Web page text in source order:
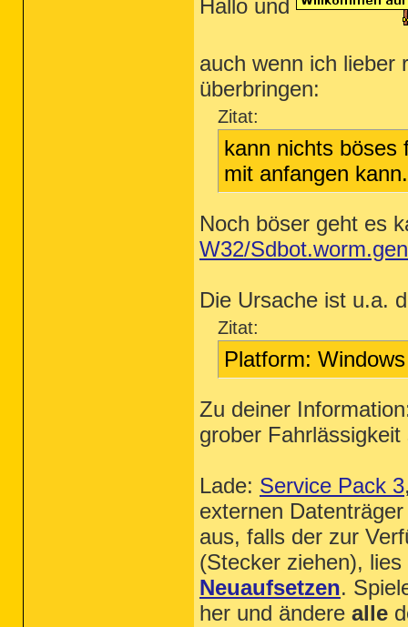
Hallo und
auch wenn ich lieber
überbringen:
Zitat:
kann nichts böses
mit anfangen kann.
Noch böser geht es
W32/
Die Ursache ist u.a.
Zitat:
Platform:
Zu deiner
grober Fahrlässigkeit
Lade: Service Pack 3
externen
aus, falls der zur
(Stecker ziehen), lies
Neuaufsetzen.
her und ändere alle